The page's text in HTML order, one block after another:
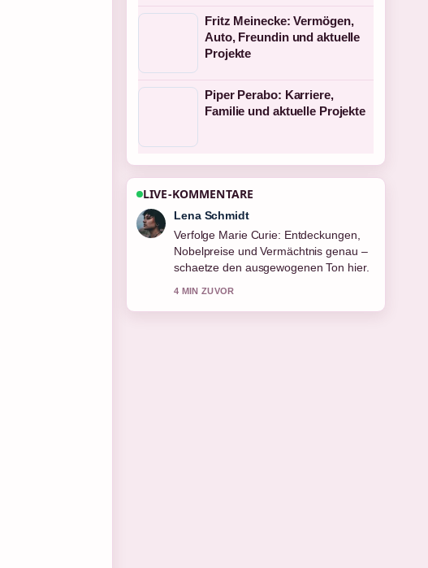
Fritz Meinecke: Vermögen,
Auto, Freundin und aktuelle
Projekte
Piper Perabo: Karriere,
Familie und aktuelle Projekte
LIVE-KOMMENTARE
Felix Meyer
Hilfreicher Kontext zu Markus Krösche:
Gehalt, Privatleben, Karriere bei
Eintracht. Bitte haltet diesen Liveticker